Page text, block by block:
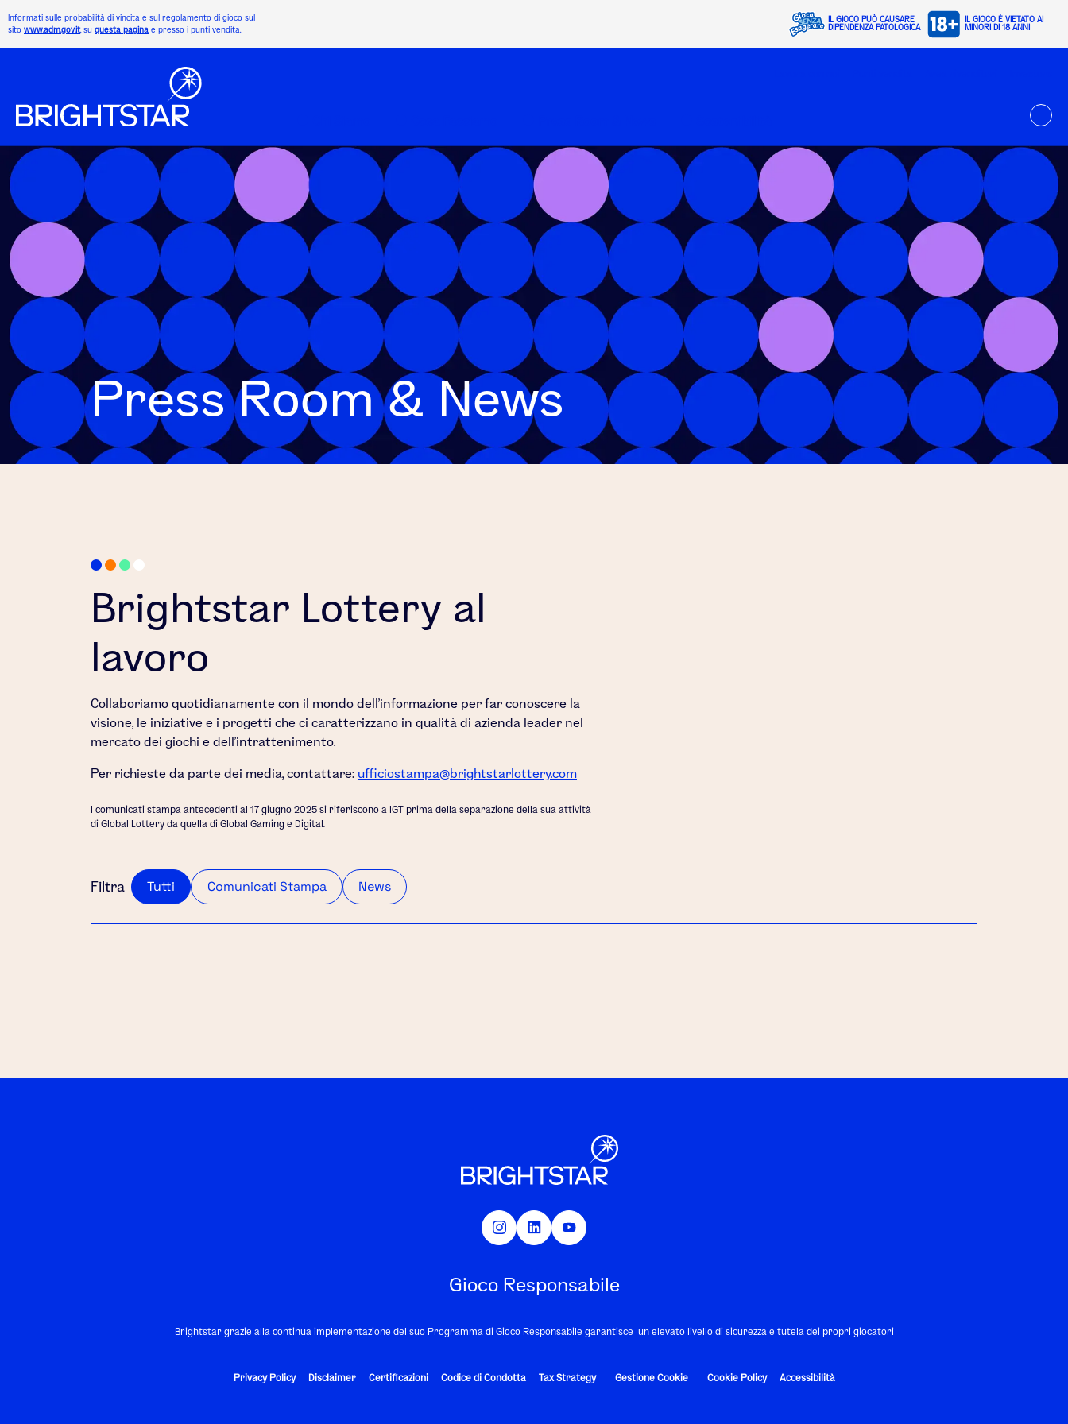
Informati sulle probabilità di vincita e sul regolamento di gioco sul
sito www.adm.gov.it, su questa pagina e presso i punti vendita.
IL GIOCO PUÒ CAUSARE
DIPENDENZA PATOLOGICA
IL GIOCO È VIETATO AI
MINORI DI 18 ANNI
Press Room & News
Brightstar Lottery al
lavoro
Collaboriamo quotidianamente con il mondo dell'informazione per far conoscere la
visione, le iniziative e i progetti che ci caratterizzano in qualità di azienda leader nel
mercato dei giochi e dell'intrattenimento.
Per richieste da parte dei media, contattare: ufficiostampa@brightstarlottery.com
I comunicati stampa antecedenti al 17 giugno 2025 si riferiscono a IGT prima della separazione della sua attività
di Global Lottery da quella di Global Gaming e Digital.
Filtra Tutti Comunicati Stampa News
Gioco Responsabile
Brightstar grazie alla continua implementazione del suo Programma di Gioco Responsabile garantisce un elevato livello di sicurezza e tutela dei propri giocatori
Privacy Policy Disclaimer Certificazioni Codice di Condotta Tax Strategy Gestione Cookie Cookie Policy Accessibilità